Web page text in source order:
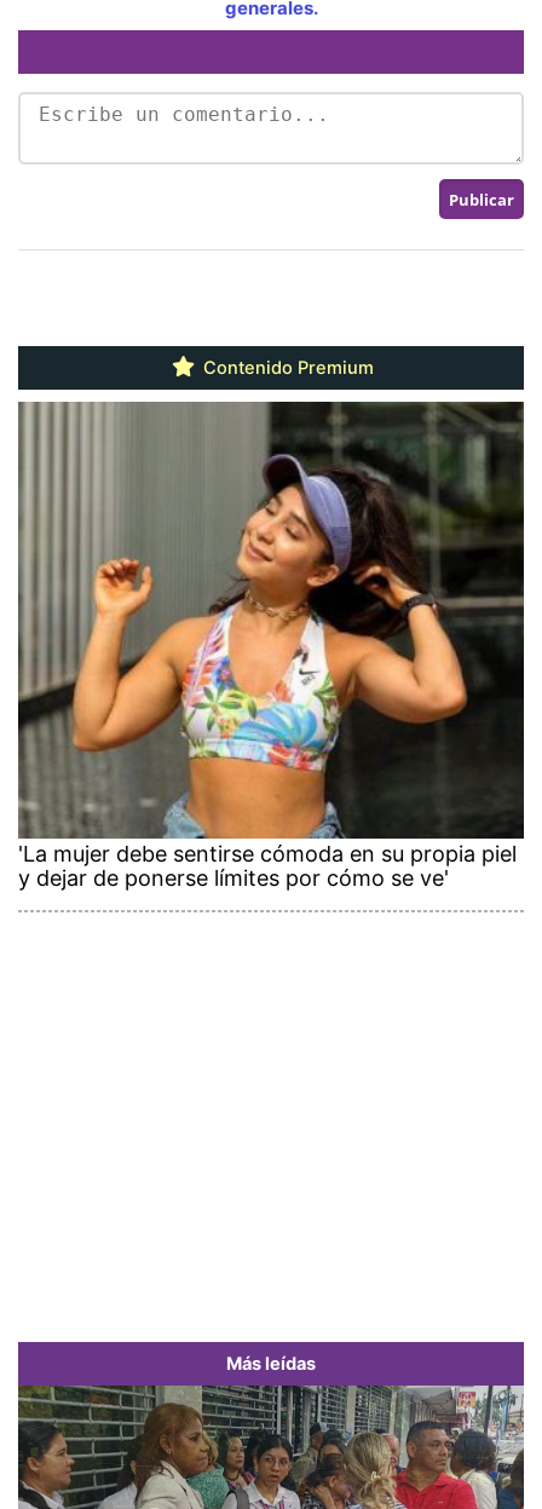
generales.
Contenido Premium
'La mujer debe sentirse cómoda en su propia piel
y dejar de ponerse límites por cómo se ve'
Más leídas